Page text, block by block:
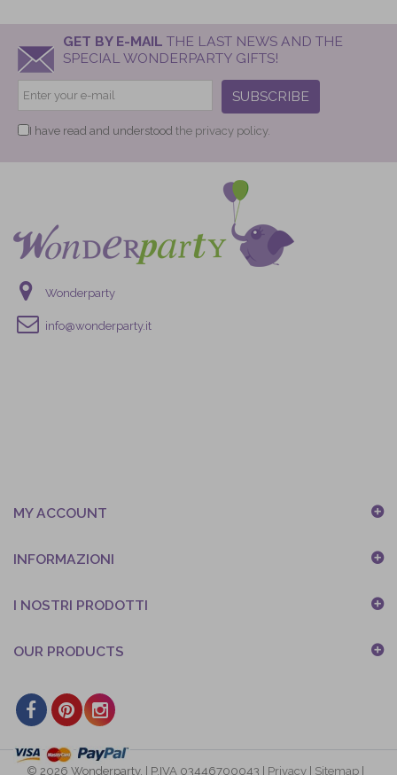
GET BY E-MAIL THE LAST NEWS AND THE
SPECIAL WONDERPARTY GIFTS!
SUBSCRIBE
I have read and understood the privacy policy.
Wonderparty
info@wonderparty.it
MY ACCOUNT
INFORMAZIONI
I NOSTRI PRODOTTI
OUR PRODUCTS
© 2026 Wonderparty. | P.IVA 03446700043 | Privacy Sitemap